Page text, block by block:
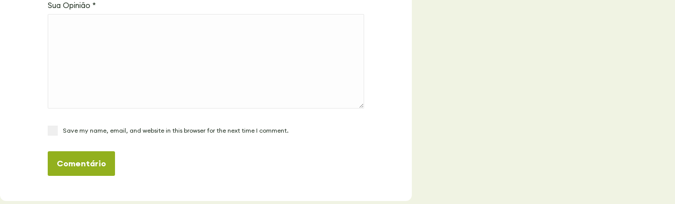
Sua Opinião *
Save my name, email, and website in this browser for the next time I comment.
Comentário